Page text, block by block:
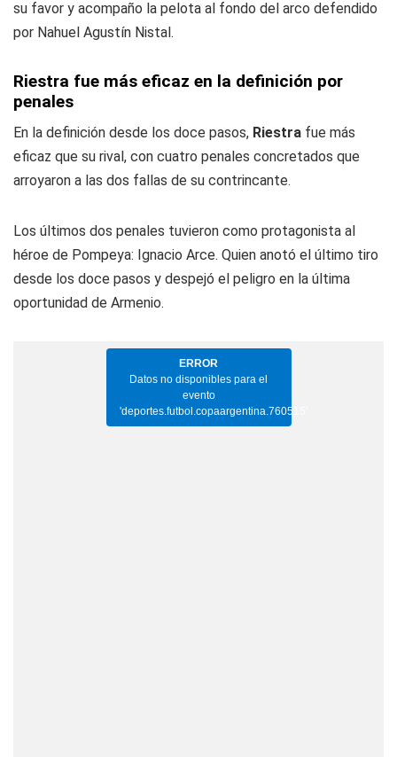
su favor y acompaño la pelota al fondo del arco defendido
por Nahuel Agustín Nistal.
Riestra fue más eficaz en la definición por
penales
En la definición desde los doce pasos, Riestra fue más
eficaz que su rival, con cuatro penales concretados que
arroyaron a las dos fallas de su contrincante.
Los últimos dos penales tuvieron como protagonista al
héroe de Pompeya: Ignacio Arce. Quien anotó el último tiro
desde los doce pasos y despejó el peligro en la última
oportunidad de Armenio.